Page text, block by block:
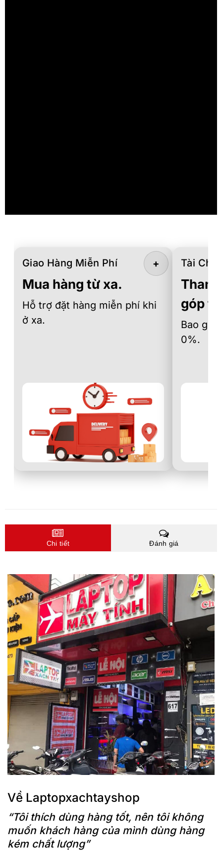
Giao Hàng Miễn Phí
Mua hàng từ xa.
Hỗ trợ đặt hàng miễn phí khi
ở xa.
+ Tài
góp
Bao
0%.
Chi tiết Đánh giá
Về Laptopxachtayshop
“Tôi thích dùng hàng tốt, nên tôi không
muốn khách hàng của mình dùng hàng
kém chất lượng”